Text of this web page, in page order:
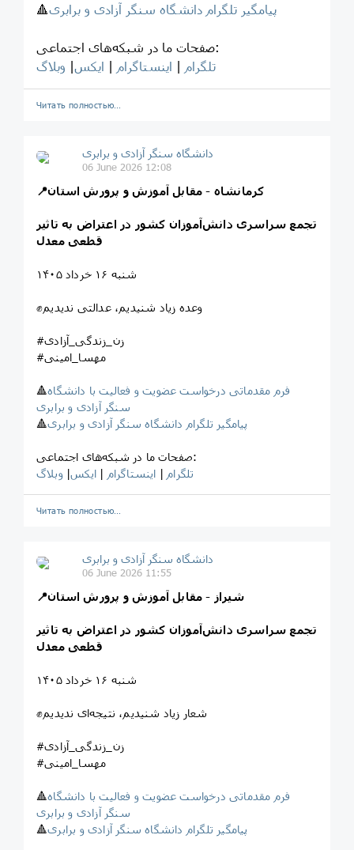
🔺پیامگیر تلگرام دانشگاه سنگر آزادی و برابری
صفحات ما در شبکه‌های اجتماعی:
تلگرام | اینستاگرام | ایکس| وبلاگ
Читать полностью…
‎دانشگاه سنگر آزادی و برابری
06 June 2026 12:08
📍کرمانشاه - مقابل آموزش و پرورش استان
تجمع سراسری دانش‌آموزان کشور در اعتراض به تاثیر
قطعی معدل
شنبه ۱۶ خرداد ۱۴۰۵
✊وعده زیاد شنیدیم، عدالتی ندیدیم
#زن_زندگی_آزادی
#مهسا_امینی
🔺فرم مقدماتی درخواست عضویت و فعالیت با دانشگاه
سنگر آزادی و برابری
🔺پیامگیر تلگرام دانشگاه سنگر آزادی و برابری
صفحات ما در شبکه‌های اجتماعی:
تلگرام | اینستاگرام | ایکس|وبلاگ
Читать полностью…
‎دانشگاه سنگر آزادی و برابری
06 June 2026 11:55
📍شیراز - مقابل آموزش و پرورش استان
تجمع سراسری دانش‌آموزان کشور در اعتراض به تاثیر
قطعی معدل
شنبه ۱۶ خرداد ۱۴۰۵
✊شعار زیاد شنیدیم، نتیجه‌ای ندیدیم
#زن_زندگی_آزادی
#مهسا_امینی
🔺فرم مقدماتی درخواست عضویت و فعالیت با دانشگاه
سنگر آزادی و برابری
🔺پیامگیر تلگرام دانشگاه سنگر آزادی و برابری